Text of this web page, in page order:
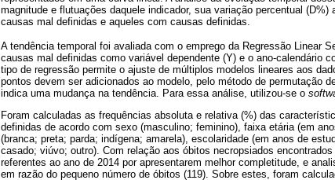
magnitude e flutuações daquele indicador, sua variação percentual
causas mal definidas e aqueles com causas definidas.
A tendência temporal foi avaliada com o emprego da Regressão Linear
causas mal definidas como variável dependente (Y) e o ano-calendário
tipo de regressão permite o ajuste de múltiplos modelos lineares aos
pontos devem ser adicionados ao modelo, pelo método de permutação
indica uma mudança na tendência. Para essa análise, utilizou-se o
Foram calculadas as frequências absoluta e relativa (%) das
definidas de acordo com sexo (masculino; feminino), faixa etária (em
(branca; preta; parda; indígena; amarela), escolaridade (em anos de
casado; viúvo; outro). Com relação aos óbitos necropsiados
referentes ao ano de 2014 por apresentarem melhor completitude, e
em razão do pequeno número de óbitos (119). Sobre estes, foram